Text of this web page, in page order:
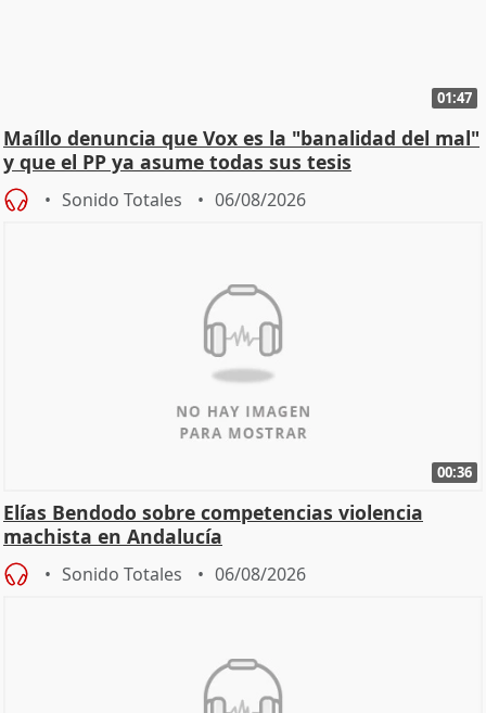
01:47
Maíllo denuncia que Vox es la "banalidad del mal"
y que el PP ya asume todas sus tesis
Sonido Totales 06/08/2026
00:36
Elías Bendodo sobre competencias violencia
machista en Andalucía
Sonido Totales 06/08/2026